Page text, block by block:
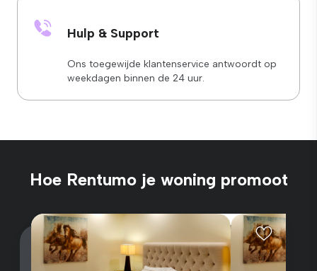
Hulp & Support
Ons toegewijde klantenservice antwoordt op
weekdagen binnen de 24 uur.
Hoe Rentumo je woning promoot